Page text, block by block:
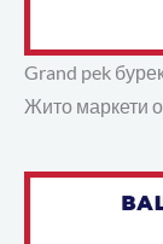
Grand pek
Жито маркети